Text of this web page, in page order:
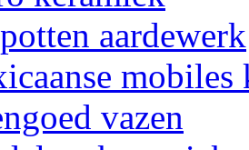
aardewerk
mobiles
vazen